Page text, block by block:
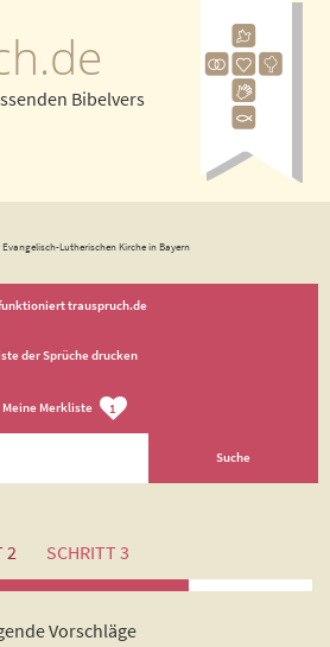
Bibelvers
Lutherischen Kirche in Bayern
trauspruch.de
der Sprüche drucken
Meine Merkliste 1
2 SCHRITT 3
Vorschläge